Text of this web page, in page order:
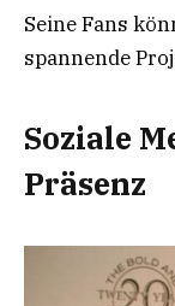
Seine Fans
spannende
Soziale
Präsenz